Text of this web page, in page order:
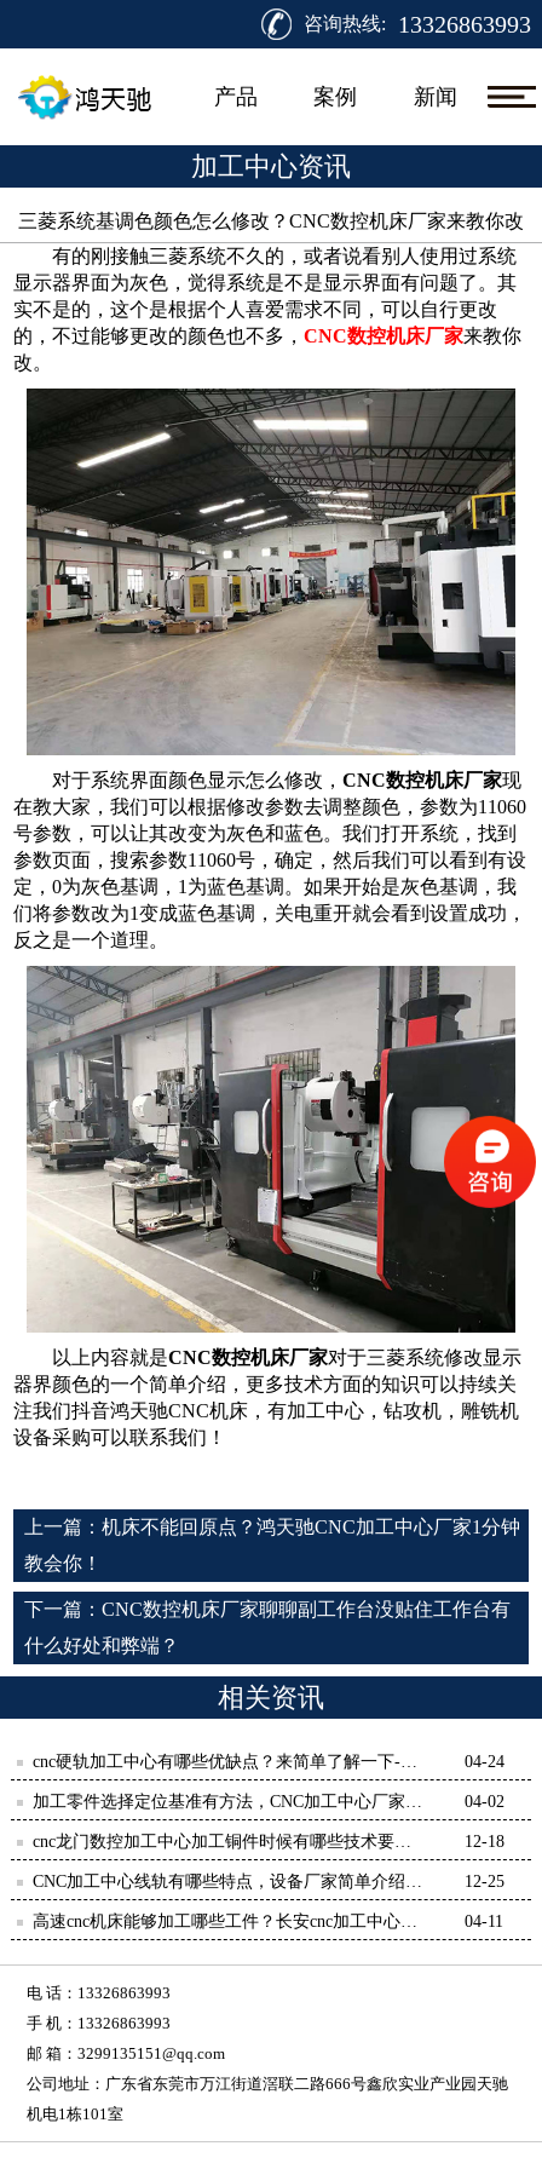
咨询热线: 13326863993
产品 案例 新闻
加工中心资讯
三菱系统基调色颜色怎么修改？CNC数控机床厂家来教你改​
有的刚接触三菱系统不久的，或者说看别人使用过系统
显示器界面为灰色，觉得系统是不是显示界面有问题了。其
实不是的，这个是根据个人喜爱需求不同，可以自行更改
的，不过能够更改的颜色也不多，CNC数控机床厂家来教你
改。
对于系统界面颜色显示怎么修改，CNC数控机床厂家现
在教大家，我们可以根据修改参数去调整颜色，参数为11060
号参数，可以让其改变为灰色和蓝色。我们打开系统，找到
参数页面，搜索参数11060号，确定，然后我们可以看到有设
定，0为灰色基调，1为蓝色基调。如果开始是灰色基调，我
们将参数改为1变成蓝色基调，关电重开就会看到设置成功，
反之是一个道理。
以上内容就是CNC数控机床厂家对于三菱系统修改显示
器界颜色的一个简单介绍，更多技术方面的知识可以持续关
注我们抖音鸿天驰CNC机床，有加工中心，钻攻机，雕铣机
设备采购可以联系我们！
上一篇： 机床不能回原点？鸿天驰CNC加工中心厂家1分钟
教会你！
下一篇： CNC数控机床厂家聊聊副工作台没贴住工作台有
什么好处和弊端？
相关资讯
cnc硬轨加工中心有哪些优缺点？来简单了解一下-
【鸿天驰】
04-24
加工零件选择定位基准有方法，CNC加工中心厂家解
答-鸿天驰
04-02
cnc龙门数控加工中心加工铜件时候有哪些技术要点
呢？-【鸿天驰】
12-18
CNC加工中心线轨有哪些特点，设备厂家简单介绍一
下-【鸿天驰】
12-25
高速cnc机床能够加工哪些工件？长安cnc加工中心告
04-11
电 话：13326863993
手 机：13326863993
邮 箱：3299135151@qq.com
公司地址：广东省东莞市万江街道滘联二路666号鑫欣实业产业园天驰
机电1栋101室